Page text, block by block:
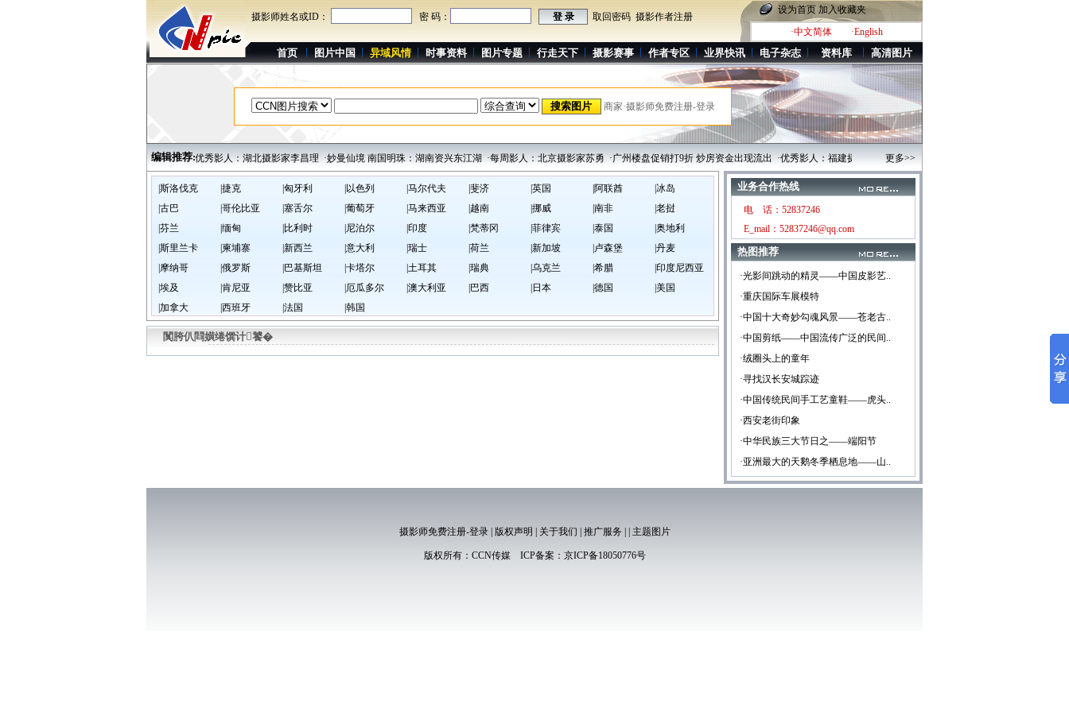
摄影师姓名或ID： 密 码： 取回密码 摄影作者注册
设为首页 加入收藏夹
·中文简体
·English
首页 图片中国 异域风情 时事资料 图片专题 行走天下 摄影赛事 作者专区 业界快讯 电子杂志 资料库 高清图片
商家·摄影师免费注册-登录
编辑推荐:
·黔东南风情 ·优秀影人：湖北摄影家李昌理 ·妙曼仙境 南国明珠：湖南资兴东江湖 ·每周影人：北京摄影家苏勇 ·广州楼盘促销打9折 炒房资金出现流出 ·优秀影人：福建摄影家——柯研 ·“每周影人”：江苏摄影家华锡奇
更多>>
|斯洛伐克 |捷克 |匈牙利 |以色列 |马尔代夫 |斐济 |英国 |阿联酋
|冰岛
|古巴
|哥伦比亚 |塞舌尔 |葡萄牙 |马来西亚 |越南 |挪威 |南非
|老挝
|芬兰
|缅甸 |比利时 |尼泊尔 |印度 |梵蒂冈 |菲律宾 |泰国
|奥地利
|斯里兰卡
|柬埔寨 |新西兰 |意大利 |瑞士 |荷兰 |新加坡 |卢森堡
|丹麦
|摩纳哥
|俄罗斯 |巴基斯坦 |卡塔尔 |土耳其 |瑞典 |乌克兰 |希腊
|印度尼西亚
|埃及
|肯尼亚 |赞比亚 |厄瓜多尔 |澳大利亚 |巴西 |日本 |德国
|美国
|加拿大
|西班牙 |法国 |韩国
闃胯仈閰嫹绻馔计饕�
业务合作热线
电 话：52837246
E_mail：52837246@qq.com
热图推荐
·光影间跳动的精灵——中国皮影艺..
·重庆国际车展模特
·中国十大奇妙勾魂风景——苍老古..
·中国剪纸——中国流传广泛的民间..
·绒圈头上的童年
·寻找汉长安城踪迹
·中国传统民间手工艺童鞋——虎头..
·西安老街印象
·中华民族三大节日之——端阳节
·亚洲最大的天鹅冬季栖息地——山..
摄影师免费注册-登录| 版权声明 关于我们 推广服务 主题图片
版权所有： CCN传媒ICP备案： 京ICP备18050776号